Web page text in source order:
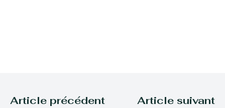
Article précédent Article suivant